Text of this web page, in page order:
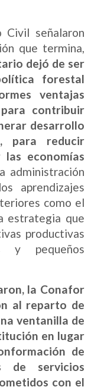
Civil señalaron
que termina,
dejó de ser
forestal
ventajas
contribuir
desarrollo
para reducir
economías
administración
aprendizajes
como el
estrategia que
productivas
y pequeños
la Conafor
al reparto de
ventanilla de
en lugar
de
de servicios
con el